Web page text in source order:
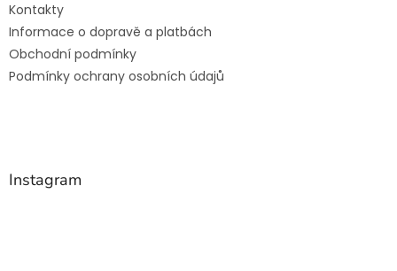
Kontakty
Informace o dopravě a platbách
Obchodní podmínky
Podmínky ochrany osobních údajů
Instagram